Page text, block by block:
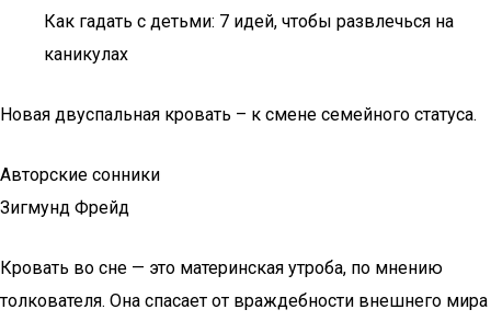
Как гадать с детьми: 7 идей, чтобы развлечься на
каникулах
Новая двуспальная кровать – к смене семейного статуса.
Авторские сонники
Зигмунд Фрейд
Кровать во сне — это материнская утроба, по мнению
толкователя. Она спасает от враждебности внешнего мира